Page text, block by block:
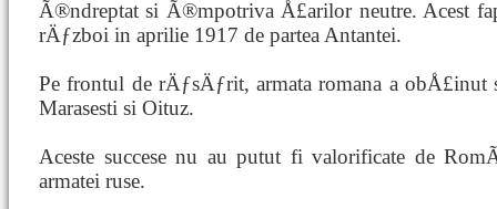
Ã®ndreptat si Ã®mpotriva Å£arilor neutre. Acest
rÄƒzboi in aprilie 1917 de partea Antantei.
Pe frontul de rÄƒsÄƒrit, armata romana a obÅ£inut
Marasesti si Oituz.
Aceste succese nu au putut fi valorificate de
armatei ruse.